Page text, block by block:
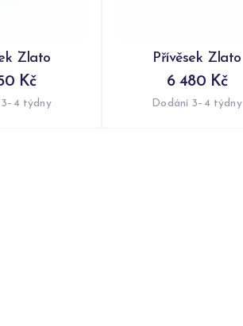
Zlato
Kč
týdny
Přívěsek Zlato
6 480 Kč
Dodání 3–4 týdny